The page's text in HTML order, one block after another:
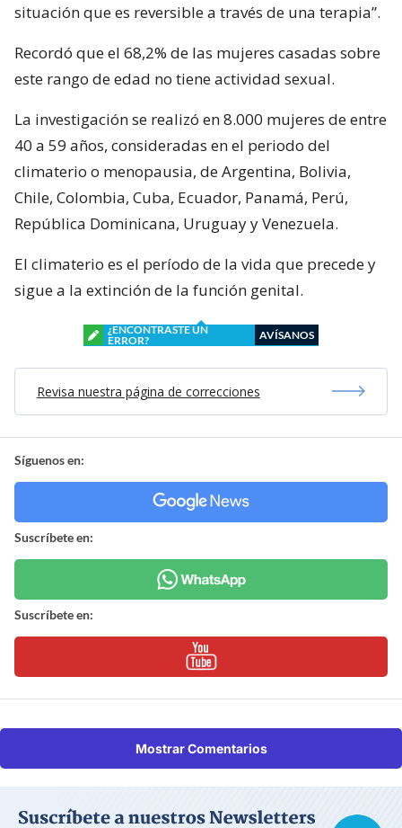
situación que es reversible a través de una terapia”.
Recordó que el 68,2% de las mujeres casadas sobre
este rango de edad no tiene actividad sexual.
La investigación se realizó en 8.000 mujeres de entre
40 a 59 años, consideradas en el periodo del
climaterio o menopausia, de Argentina, Bolivia,
Chile, Colombia, Cuba, Ecuador, Panamá, Perú,
República Dominicana, Uruguay y Venezuela.
El climaterio es el período de la vida que precede y
sigue a la extinción de la función genital.
¿ENCONTRASTE UN
ERROR?
AVÍSANOS
Revisa nuestra página de correcciones
Síguenos en:
Suscríbete en:
Suscríbete en:
Mostrar Comentarios